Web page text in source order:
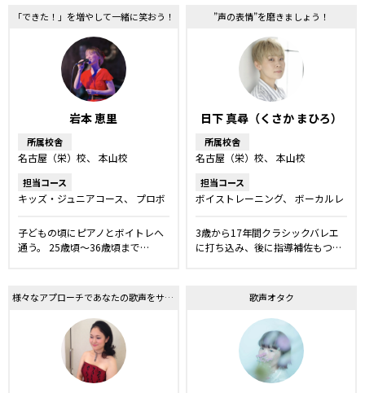
「できた！」を増やして一緒に笑おう！
岩本 恵里
所属校舎
名古屋（栄）校 本山校
担当コース
キッズ・ジュニアコース
プロボ
ン
洋楽・発音矯正レッスン
話
し方レッスン
弾き語りレッスン
子どもの頃にピアノとボイトレへ
通う。 25歳頃〜36歳頃まで…
”声の表情”を磨きましょう！
日下 真尋（くさか まひろ）
所属校舎
名古屋（栄）校 本山校
担当コース
ボイストレーニング
ボーカルレ
ッスン
3歳から17年間クラシックバレエ
に打ち込み、後に指導補佐もつ…
様々なアプローチであなたの歌声をサポート 歌声オタク